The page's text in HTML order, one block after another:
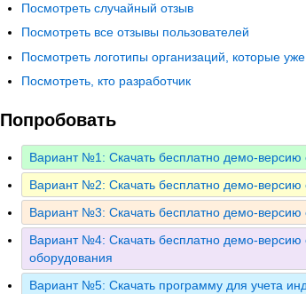
Посмотреть случайный отзыв
Посмотреть все отзывы пользователей
Посмотреть логотипы организаций, которые
Посмотреть, кто разработчик
Попробовать
Вариант №1: Скачать бесплатно демо-версию
Вариант №2: Скачать бесплатно демо-версию
Вариант №3: Скачать бесплатно демо-версию
Вариант №4: Скачать бесплатно демо-версию
оборудования
Вариант №5: Скачать программу для учета